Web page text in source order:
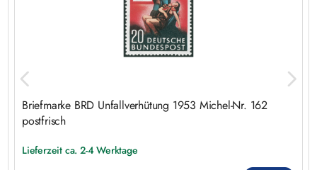
Briefmarke BRD Unfallverhütung 1953 Michel-Nr. 162
postfrisch
Lieferzeit ca. 2-4 Werktage